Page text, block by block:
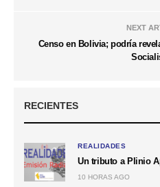
NEXT
Censo en Bolivia; podría
RECIENTES
REALIDADES
Un tributo a Plinio
10 HORAS AGO